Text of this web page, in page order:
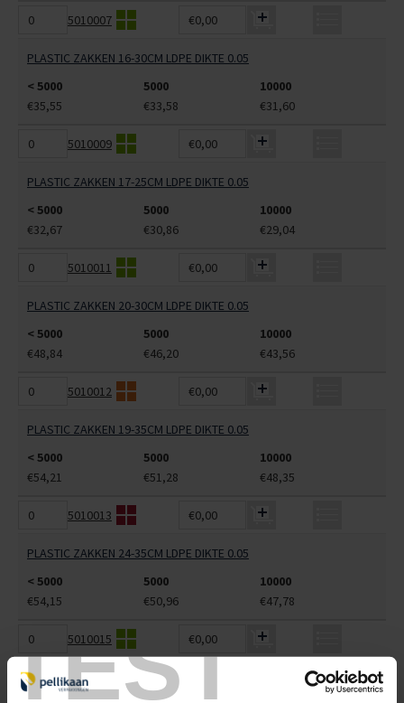
TEST
5010007 €0,00
PLASTIC ZAKKEN 16-30CM LDPE DIKTE 0.05
< 5000
5000
10000
€35,55
€33,58 €31,60
5010009 €0,00
PLASTIC ZAKKEN 17-25CM LDPE DIKTE 0.05
< 5000
5000
10000
€32,67
€30,86 €29,04
5010011 €0,00
PLASTIC ZAKKEN 20-30CM LDPE DIKTE 0.05
< 5000
5000
10000
€48,84
€46,20 €43,56
5010012 €0,00
PLASTIC ZAKKEN 19-35CM LDPE DIKTE 0.05
< 5000
5000
10000
€54,21
€51,28 €48,35
5010013 €0,00
PLASTIC ZAKKEN 24-35CM LDPE DIKTE 0.05
< 5000
5000
10000
€54,15
€50,96 €47,78
5010015 €0,00
PLASTIC ZAKKEN 32-42CM LDPE DIKTE 0.05